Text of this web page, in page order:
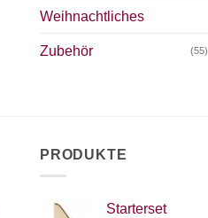
Weihnachtliches
Zubehör (55)
PRODUKTE
Starterset